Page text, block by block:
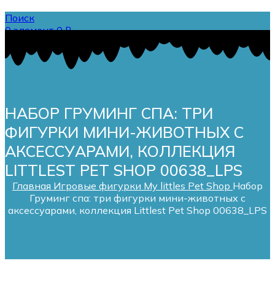
Поиск
0элемент 0₽
НАБОР ГРУМИНГ СПА: ТРИ
ФИГУРКИ МИНИ-ЖИВОТНЫХ С
АКСЕССУАРАМИ, КОЛЛЕКЦИЯ
LITTLEST PET SHOP 00638_LPS
Главная Игровые фигурки My littles Pet Shop Набор
Груминг спа: три фигурки мини-животных с
аксессуарами, коллекция Littlest Pet Shop 00638_LPS